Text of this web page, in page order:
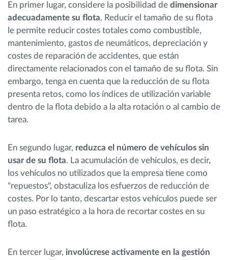
En primer lugar, considere la posibilidad de dimensionar
adecuadamente su flota. Reducir el tamaño de su flota
le permite reducir costes totales como combustible,
mantenimiento, gastos de neumáticos, depreciación y
costes de reparación de accidentes, que están
directamente relacionados con el tamaño de su flota. Sin
embargo, tenga en cuenta que la reducción de su flota
presenta retos, como los índices de utilización variable
dentro de la flota debido a la alta rotación o al cambio de
tarea.
En segundo lugar, reduzca el número de vehículos sin
usar de su flota. La acumulación de vehículos, es decir,
los vehículos no utilizados que la empresa tiene como
"repuestos", obstaculiza los esfuerzos de reducción de
costes. Por lo tanto, descartar estos vehículos puede ser
un paso estratégico a la hora de recortar costes en su
flota.
En tercer lugar, involúcrese activamente en la gestión